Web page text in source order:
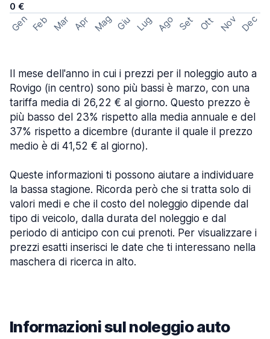
0 €
Gen Feb Mar Apr Mag Giu Lug Ago Set Ott Nov Dec
Il mese dell'anno in cui i prezzi per il noleggio auto a
Rovigo (in centro) sono più bassi è marzo, con una
tariffa media di 26,22 € al giorno. Questo prezzo è
più basso del 23% rispetto alla media annuale e del
37% rispetto a dicembre (durante il quale il prezzo
medio è di 41,52 € al giorno).
Queste informazioni ti possono aiutare a individuare
la bassa stagione. Ricorda però che si tratta solo di
valori medi e che il costo del noleggio dipende dal
tipo di veicolo, dalla durata del noleggio e dal
periodo di anticipo con cui prenoti. Per visualizzare i
prezzi esatti inserisci le date che ti interessano nella
maschera di ricerca in alto.
Informazioni sul noleggio auto